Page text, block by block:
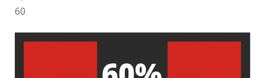
60